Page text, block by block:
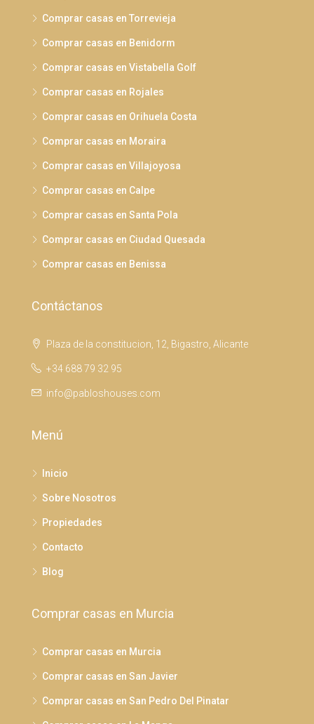
Comprar casas en Torrevieja
Comprar casas en Benidorm
Comprar casas en Vistabella Golf
Comprar casas en Rojales
Comprar casas en Orihuela Costa
Comprar casas en Moraira
Comprar casas en Villajoyosa
Comprar casas en Calpe
Comprar casas en Santa Pola
Comprar casas en Ciudad Quesada
Comprar casas en Benissa
Contáctanos
Plaza de la constitucion, 12, Bigastro, Alicante
+34 688 79 32 95
info@pabloshouses.com
Menú
Inicio
Sobre Nosotros
Propiedades
Contacto
Blog
Comprar casas en Murcia
Comprar casas en Murcia
Comprar casas en San Javier
Comprar casas en San Pedro Del Pinatar